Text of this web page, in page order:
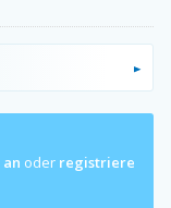
oder registriere